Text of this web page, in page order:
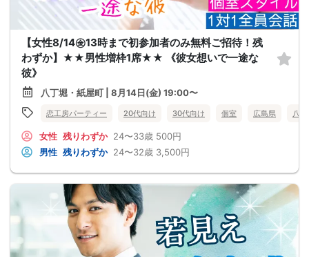
【女性8/14㊎13時まで初参加者のみ無料ご招待！残
わずか】★★男性増枠1席★★ 《彼女想いで一途な
彼》
八丁堀・紙屋町 | 8月14日(金) 19:00〜
恋工房パーティー 20代向け 30代向け 個室 広島県 八
女性 残りわずか 24〜33歳 500円
男性 残りわずか 24〜32歳 3,500円